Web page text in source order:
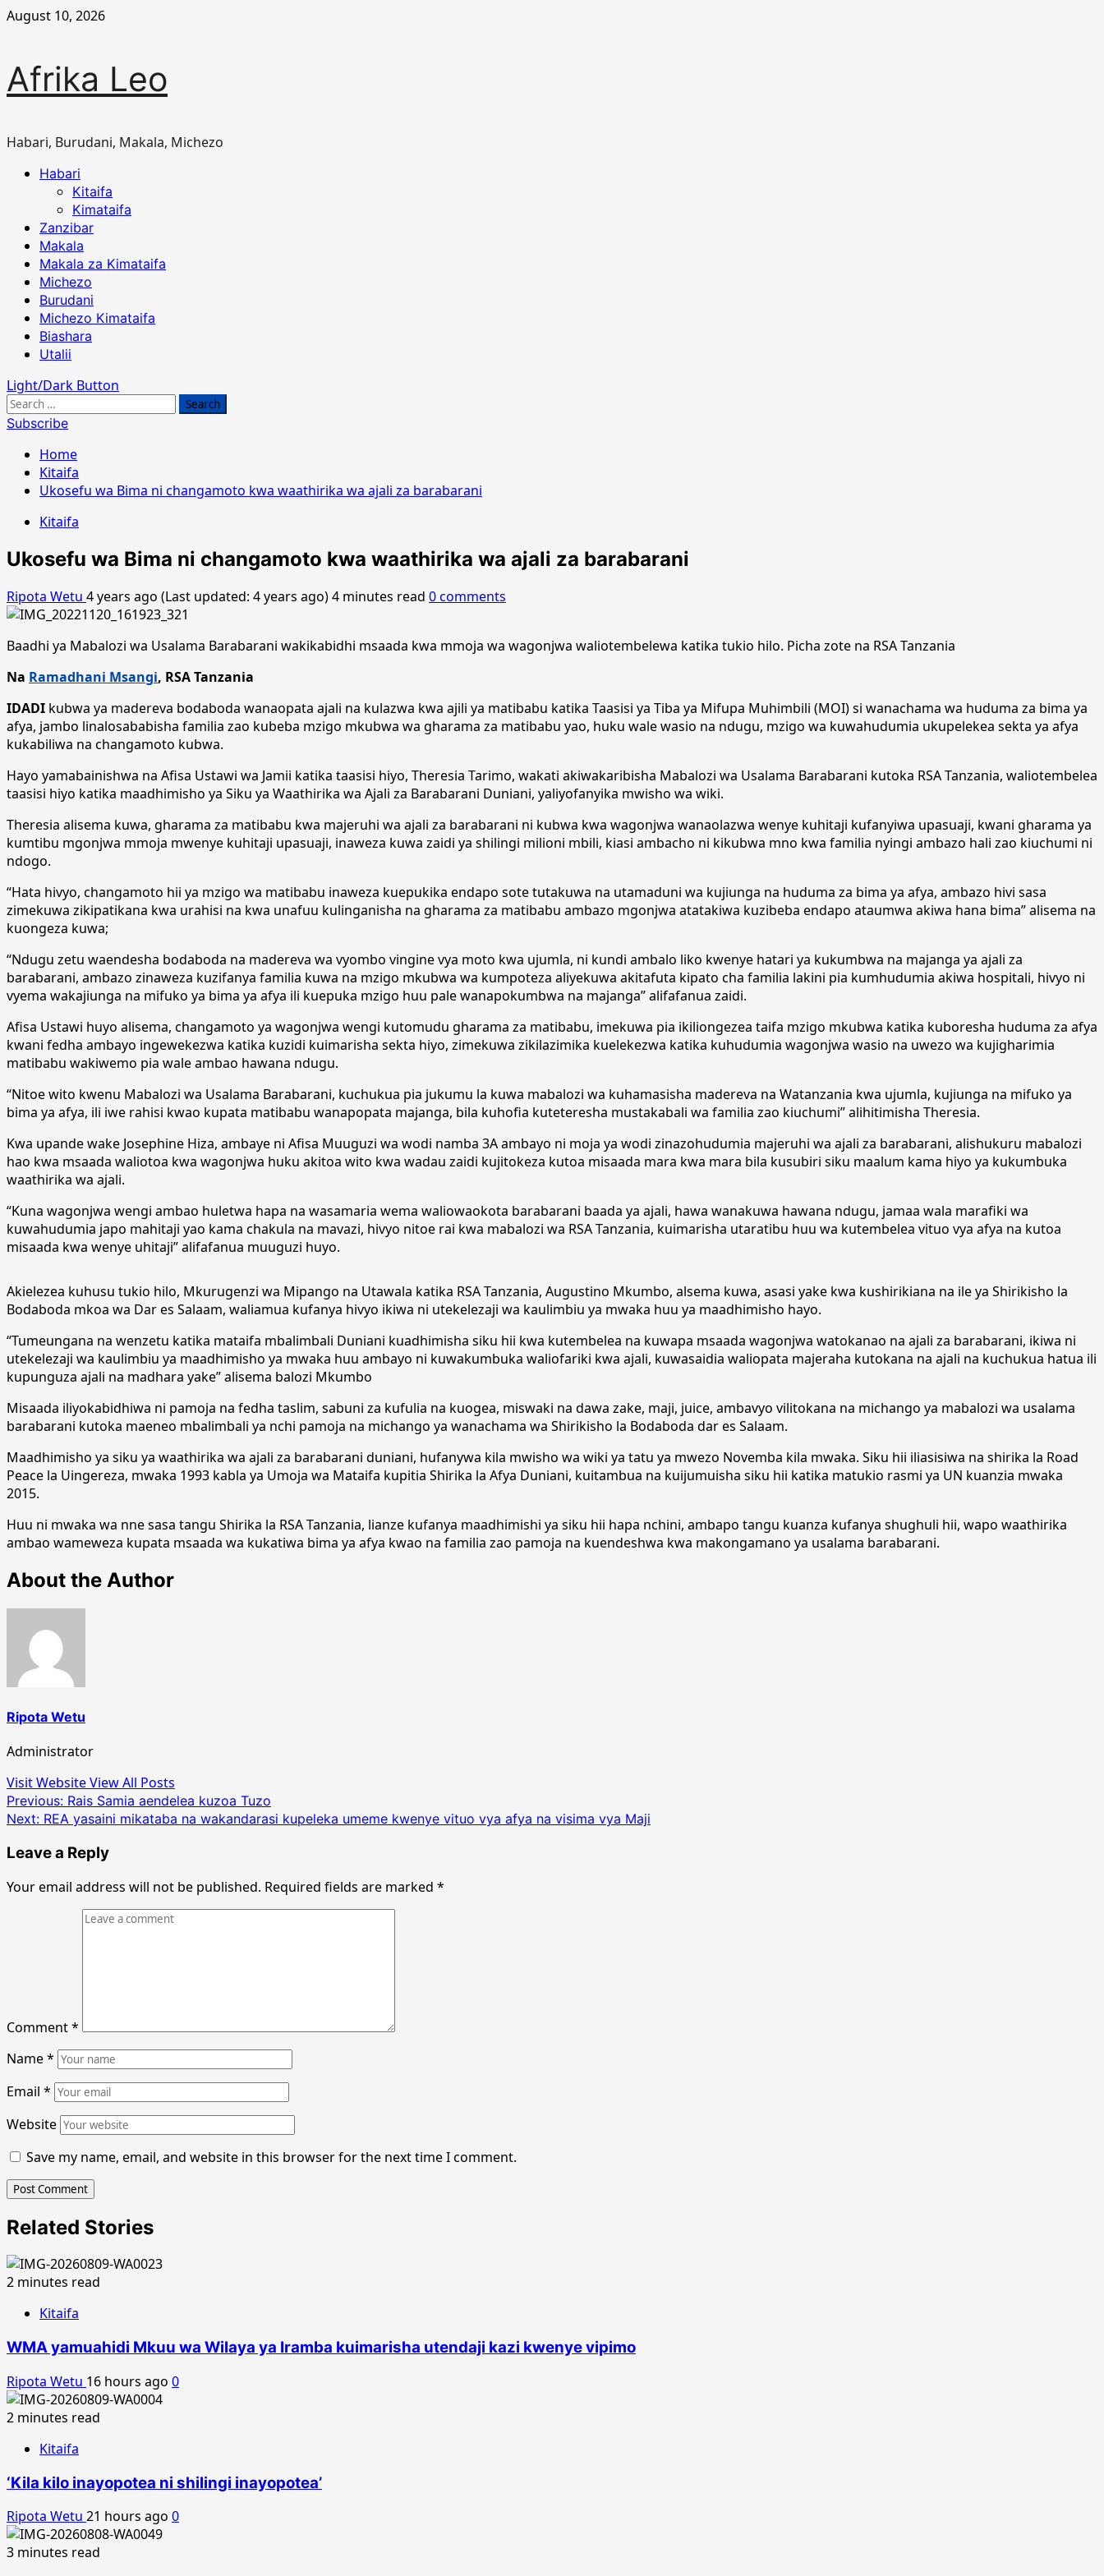
Skip
August 10, 2026
Afrika Leo
Habari, Burudani, Makala, Michezo
PrimaryHabari
Kitaifa
Kimataifa
Zanzibar
Makala
Makala za Kimataifa
Michezo
Burudani
Michezo Kimataifa
Biashara
Utalii
Light/Dark Button
Search
for:
Subscribe
Home
Kitaifa
Ukosefu wa Bima ni changamoto kwa waathirika wa ajali za barabarani
Kitaifa
Ukosefu wa Bima ni changamoto kwa waathirika wa ajali za barabarani
Ripota Wetu 4 years ago (Last updated: 4 years ago)4 minutes read 0 comments
Baadhi ya Mabalozi wa Usalama Barabarani wakikabidhi msaada kwa mmoja wa wagonjwa waliotembelewa katika tukio hilo. Picha zote na RSA Tanzania
Na Ramadhani Msangi, RSA Tanzania
IDADI kubwa ya madereva bodaboda wanaopata ajali na kulazwa kwa ajili ya matibabu katika Taasisi ya Tiba ya Mifupa Muhimbili (MOI) si wanachama wa huduma za bima ya
afya, jambo linalosababisha familia zao kubeba mzigo mkubwa wa gharama za matibabu yao, huku wale wasio na ndugu, mzigo wa kuwahudumia ukupelekea sekta ya afya
kukabiliwa na changamoto kubwa.
Hayo yamabainishwa na Afisa Ustawi wa Jamii katika taasisi hiyo, Theresia Tarimo, wakati akiwakaribisha Mabalozi wa Usalama Barabarani kutoka RSA Tanzania, waliotembelea
taasisi hiyo katika maadhimisho ya Siku ya Waathirika wa Ajali za Barabarani Duniani, yaliyofanyika mwisho wa wiki.
Theresia alisema kuwa, gharama za matibabu kwa majeruhi wa ajali za barabarani ni kubwa kwa wagonjwa wanaolazwa wenye kuhitaji kufanyiwa upasuaji, kwani gharama ya
kumtibu mgonjwa mmoja mwenye kuhitaji upasuaji, inaweza kuwa zaidi ya shilingi milioni mbili, kiasi ambacho ni kikubwa mno kwa familia nyingi ambazo hali zao kiuchumi ni
ndogo.
“Hata hivyo, changamoto hii ya mzigo wa matibabu inaweza kuepukika endapo sote tutakuwa na utamaduni wa kujiunga na huduma za bima ya afya, ambazo hivi sasa
zimekuwa zikipatikana kwa urahisi na kwa unafuu kulinganisha na gharama za matibabu ambazo mgonjwa atatakiwa kuzibeba endapo ataumwa akiwa hana bima” alisema na
kuongeza kuwa;
“Ndugu zetu waendesha bodaboda na madereva wa vyombo vingine vya moto kwa ujumla, ni kundi ambalo liko kwenye hatari ya kukumbwa na majanga ya ajali za
barabarani, ambazo zinaweza kuzifanya familia kuwa na mzigo mkubwa wa kumpoteza aliyekuwa akitafuta kipato cha familia lakini pia kumhudumia akiwa hospitali, hivyo ni
vyema wakajiunga na mifuko ya bima ya afya ili kuepuka mzigo huu pale wanapokumbwa na majanga” alifafanua zaidi.
Afisa Ustawi huyo alisema, changamoto ya wagonjwa wengi kutomudu gharama za matibabu, imekuwa pia ikiliongezea taifa mzigo mkubwa katika kuboresha huduma za afya
kwani fedha ambayo ingewekezwa katika kuzidi kuimarisha sekta hiyo, zimekuwa zikilazimika kuelekezwa katika kuhudumia wagonjwa wasio na uwezo wa kujigharimia
matibabu wakiwemo pia wale ambao hawana ndugu.
“Nitoe wito kwenu Mabalozi wa Usalama Barabarani, kuchukua pia jukumu la kuwa mabalozi wa kuhamasisha madereva na Watanzania kwa ujumla, kujiunga na mifuko ya
bima ya afya, ili iwe rahisi kwao kupata matibabu wanapopata majanga, bila kuhofia kuteteresha mustakabali wa familia zao kiuchumi” alihitimisha Theresia.
Kwa upande wake Josephine Hiza, ambaye ni Afisa Muuguzi wa wodi namba 3A ambayo ni moja ya wodi zinazohudumia majeruhi wa ajali za barabarani, alishukuru mabalozi
hao kwa msaada waliotoa kwa wagonjwa huku akitoa wito kwa wadau zaidi kujitokeza kutoa misaada mara kwa mara bila kusubiri siku maalum kama hiyo ya kukumbuka
waathirika wa ajali.
“Kuna wagonjwa wengi ambao huletwa hapa na wasamaria wema waliowaokota barabarani baada ya ajali, hawa wanakuwa hawana ndugu, jamaa wala marafiki wa
kuwahudumia japo mahitaji yao kama chakula na mavazi, hivyo nitoe rai kwa mabalozi wa RSA Tanzania, kuimarisha utaratibu huu wa kutembelea vituo vya afya na kutoa
misaada kwa wenye uhitaji” alifafanua muuguzi huyo.
Akielezea kuhusu tukio hilo, Mkurugenzi wa Mipango na Utawala katika RSA Tanzania, Augustino Mkumbo, alsema kuwa, asasi yake kwa kushirikiana na ile ya Shirikisho la
Bodaboda mkoa wa Dar es Salaam, waliamua kufanya hivyo ikiwa ni utekelezaji wa kaulimbiu ya mwaka huu ya maadhimisho hayo.
“Tumeungana na wenzetu katika mataifa mbalimbali Duniani kuadhimisha siku hii kwa kutembelea na kuwapa msaada wagonjwa watokanao na ajali za barabarani, ikiwa ni
utekelezaji wa kaulimbiu ya maadhimisho ya mwaka huu ambayo ni kuwakumbuka waliofariki kwa ajali, kuwasaidia waliopata majeraha kutokana na ajali na kuchukua hatua ili
kupunguza ajali na madhara yake” alisema balozi Mkumbo
Misaada iliyokabidhiwa ni pamoja na fedha taslim, sabuni za kufulia na kuogea, miswaki na dawa zake, maji, juice, ambavyo vilitokana na michango ya mabalozi wa usalama
barabarani kutoka maeneo mbalimbali ya nchi pamoja na michango ya wanachama wa Shirikisho la Bodaboda dar es Salaam.
Maadhimisho ya siku ya waathirika wa ajali za barabarani duniani, hufanywa kila mwisho wa wiki ya tatu ya mwezo Novemba kila mwaka. Siku hii iliasisiwa na shirika la Road
Peace la Uingereza, mwaka 1993 kabla ya Umoja wa Mataifa kupitia Shirika la Afya Duniani, kuitambua na kuijumuisha siku hii katika matukio rasmi ya UN kuanzia mwaka
2015.
Huu ni mwaka wa nne sasa tangu Shirika la RSA Tanzania, lianze kufanya maadhimishi ya siku hii hapa nchini, ambapo tangu kuanza kufanya shughuli hii, wapo waathirika
ambao wameweza kupata msaada wa kukatiwa bima ya afya kwao na familia zao pamoja na kuendeshwa kwa makongamano ya usalama barabarani.
About the Author
Ripota Wetu
Administrator
Visit WebsiteView All Posts
Post
navigation
Previous: Rais Samia aendelea kuzoa Tuzo
Next: REA yasaini mikataba na wakandarasi kupeleka umeme kwenye vituo vya afya na visima vya Maji
Leave a Reply
Your email address will not be published. Required fields are marked *
Comment*
Name*
Email *
Website
Save my name, email, and website in this browser for the next time I comment.
Related Stories
2 minutes read
Kitaifa
WMA yamuahidi Mkuu wa Wilaya ya Iramba kuimarisha utendaji kazi kwenye vipimo
Ripota Wetu 16 hours ago 0
2 minutes read
Kitaifa
‘Kila kilo inayopotea ni shilingi inayopotea’
Ripota Wetu 21 hours ago 0
3 minutes read